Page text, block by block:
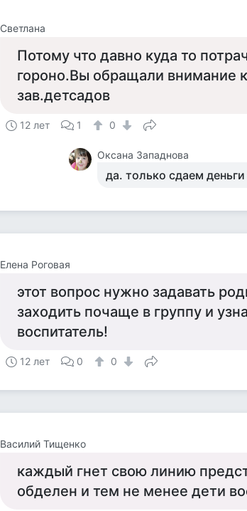
Светлана
Потому что давно куда то
гороно.Вы обращали внимание
зав.детсадов
12 лет 1 0
Оксана Западнова
да. только сдаем
Елена Роговая
этот вопрос нужно задавать
заходить почаще в группу и
воспитатель!
12 лет 0 0
Василий Тищенко
каждый гнет свою линию
обделен и тем не менее дети